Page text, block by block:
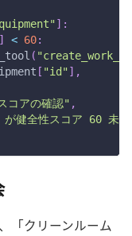
] :
] < 60:
(
[ "id" ] ,
コアの確認" ,
健全性スコア 60 未
「クリーンルーム